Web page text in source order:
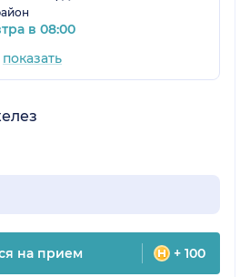
в 08:00
показать
на прием + 100